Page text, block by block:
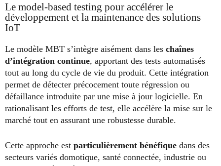
Le model-based testing pour accélérer le
développement et la maintenance des solutions
IoT
Le modèle MBT s’intègre aisément dans les chaînes
d’intégration continue, apportant des tests automatisés
tout au long du cycle de vie du produit. Cette intégration
permet de détecter précocement toute régression ou
défaillance introduite par une mise à jour logicielle. En
rationalisant les efforts de test, elle accélère la mise sur le
marché tout en assurant une robustesse durable.
Cette approche est particulièrement bénéfique dans des
secteurs variés domotique, santé connectée, industrie ou